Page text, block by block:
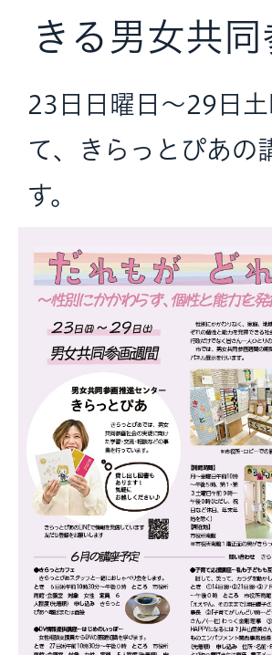
きる男女共
23日日曜日～29日
て、きらっとぴあの
す。